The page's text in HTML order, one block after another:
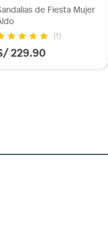
de Fiesta Mujer
(1)
229.90